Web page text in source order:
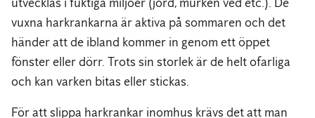
vuxna harkrankarna är aktiva på sommaren och det
händer att de ibland kommer in genom ett öppet
fönster eller dörr. Trots sin storlek är de helt ofarliga
och kan varken bitas eller stickas.
För att slippa harkrankar inomhus krävs det att man